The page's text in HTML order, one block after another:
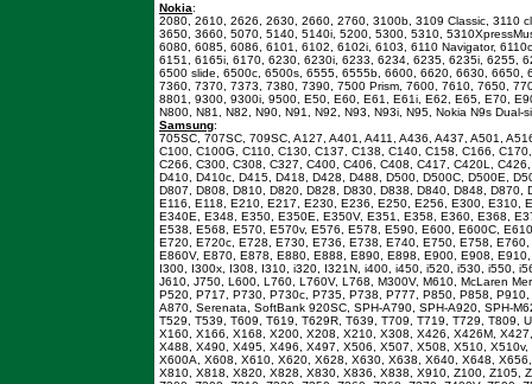
Nokia:
2080, 2610, 2626, 2630, 2660, 2760, 3100b, 3109 Classic, 3110
3650, 3660, 5070, 5140, 5140i, 5200, 5300, 5310,
6080, 6085, 6086, 6101, 6102, 6102i, 6103, 6110 Navigator,
6151, 6165i, 6170, 6230, 6230i, 6233, 6234, 6235, 6235i, 6255,
6500 slide, 6500c, 6500s, 6555, 6555b, 6600, 6620, 6630,
7360, 7370, 7373, 7380, 7390, 7500 Prism, 7600, 7610, 7650,
8801, 9300, 9300i, 9500, E50, E60, E61, E61i, E62, E65, E70,
N800, N81, N82, N90, N91, N92, N93, N93i, N95, Nokia N9s Dual-
Samsung:
705SC, 707SC, 709SC, A127, A401, A411, A436, A437, A501,
C100, C100G, C110, C130, C137, C138, C140, C158, C166,
C266, C300, C308, C327, C400, C406, C408, C417, C420L,
D410, D410c, D415, D418, D428, D488, D500, D500C, D500E,
D807, D808, D810, D820, D828, D830, D838, D840, D848,
E116, E118, E210, E217, E230, E236, E250, E256, E300,
E340E, E348, E350, E350E, E350V, E351, E358, E360, E368,
E538, E568, E570, E570v, E576, E578, E590, E600, E600C,
E720, E720c, E728, E730, E736, E738, E740, E750, E758,
E860V, E870, E878, E880, E888, E890, E898, E900, E908,
I300, I300x, I308, I310, i320, I321N, i400, i450, i520, i530, i550,
J610, J750, L600, L760, L760V, L768, M300V, M610, McLaren
P520, P717, P730, P730c, P735, P738, P777, P850, P858,
A870, Serenata, SoftBank 920SC, SPH-A790, SPH-A920, SPH-
T529, T539, T609, T619, T629R, T639, T709, T719, T729, T809,
X160, X166, X168, X200, X208, X210, X308, X426, X426M,
X488, X490, X495, X496, X497, X506, X507, X508, X510,
X600A, X608, X610, X620, X628, X630, X638, X640, X648,
X810, X818, X820, X828, X830, X836, X838, X910, Z100, Z105,